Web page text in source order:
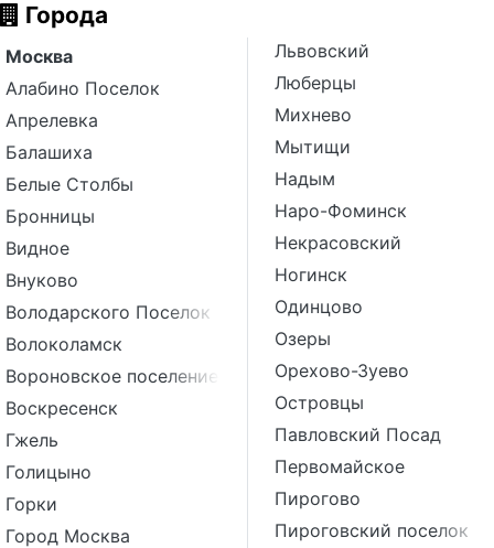
Города
Москва
Алабино Поселок
Апрелевка
Балашиха
Белые Столбы
Бронницы
Видное
Внуково
Володарского Поселок
Волоколамск
Вороновское поселение
Воскресенск
Гжель
Голицыно
Горки
Город Москва
Львовский
Люберцы
Михнево
Мытищи
Надым
Наро-Фоминск
Некрасовский
Ногинск
Одинцово
Озеры
Орехово-Зуево
Островцы
Павловский Посад
Первомайское
Пирогово
Пироговский поселок